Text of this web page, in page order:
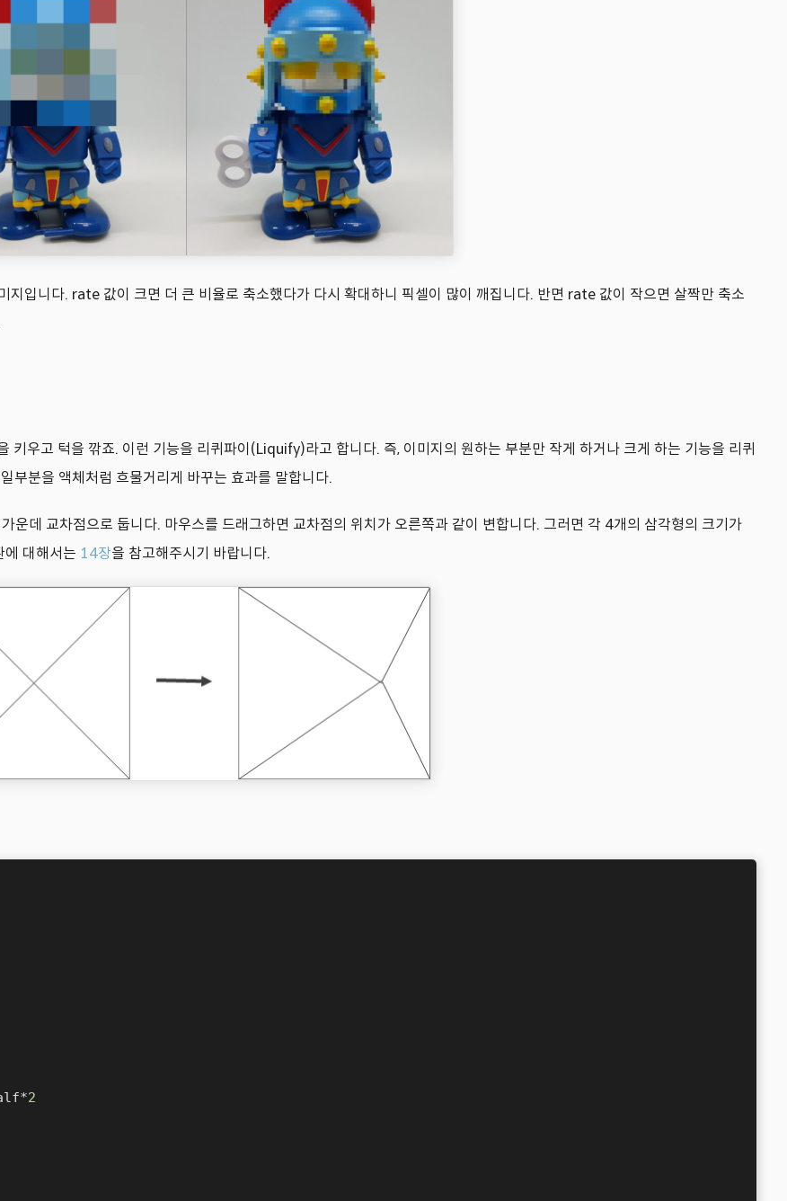
입니다. rate 값이 크면 더 큰 비율로 축소했다가 다시 확대하니 픽셀이 많이 깨집니다. 반면 rate 값이 작으면 살짝만 축소
키우고 턱을 깎죠. 이런 기능을 리퀴파이(Liquify)라고 합니다. 즉, 이미지의 원하는 부분만 작게 하거나 크게 하는 기능을 리퀴
분을 액체처럼 흐물거리게 바꾸는 효과를 말합니다.
운데 교차점으로 둡니다. 마우스를 드래그하면 교차점의 위치가 오른쪽과 같이 변합니다. 그러면 각 4개의 삼각형의 크기가
대해서는 14장을 참고해주시기 바랍니다.
2